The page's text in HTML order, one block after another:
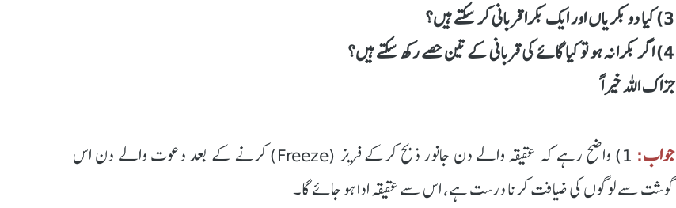
3) کیا دو بکریاں اور ایک بکرا قربانی کر سکتے ہیں؟
4) اگر بکرا نہ ہو تو کیا گائے کی قربانی کے تین حصے رکھ سکتے ہیں؟
جزاک اللہ خیراً
جواب:
1) واضح رہے کہ عقیقہ والے دن جانور ذبح کرکے فریز (Freeze) کرنے کے بعد دعوت والے دن اس
گوشت سے لوگوں کی ضیافت کرنا درست ہے، اس سے عقیقہ ادا ہو جائے گا۔